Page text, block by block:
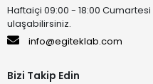
Haftaiçi 09:00 - 18:00
ulaşabilirsiniz.
info@egiteklab.com
Bizi Takip Edin